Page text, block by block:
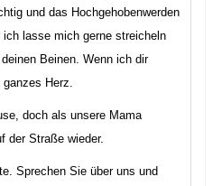
und das Hochgehobenwerden
lasse mich gerne streicheln
Beinen. Wenn ich dir
Herz.
doch als unsere Mama
der Straße wieder.
Sprechen Sie über uns und